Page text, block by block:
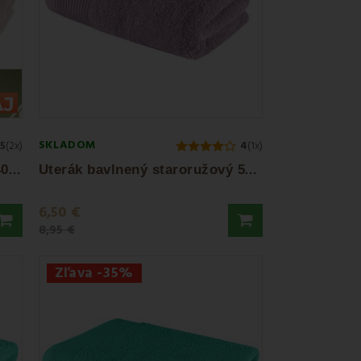
5(2x)
O
suška bavlnená hnedá 70x140 cm Bella EMI
SKLADOM 4(1x)
U
terák bavlnený staroružový 50x90 cm Bella...
6,50 €
Zľava -35%